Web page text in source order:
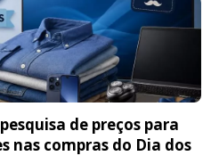
de preços para
nas compras do Dia dos